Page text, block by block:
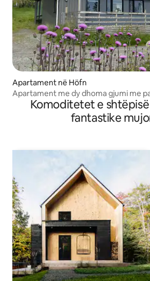
Apartament në Höfn
Apartament me dy dhoma gjumi me
Komoditetet e
fantastike